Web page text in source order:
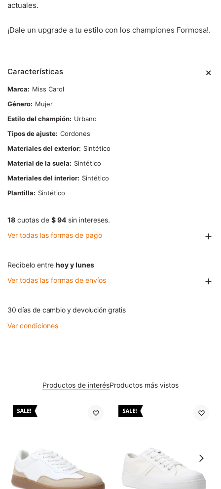
actuales.
¡Dale un upgrade a tu estilo con los championes Formosa!.
Características
Marca
Miss Carol
Género
Mujer
Estilo del champión
Urbano
Tipos de ajuste Cordones
Materiales del exterior
Sintético
Material de la suela
Sintético
Materiales del interior
Sintético
Plantilla
Sintético
18 cuotas de $ 94 sin intereses.
Ver todas las formas de pago
Recibelo entre hoy y lunes
Ver todas las formas de envíos
30 días de cambio y devolución gratis
Ver condiciones
Productos de interésProductos más vistos